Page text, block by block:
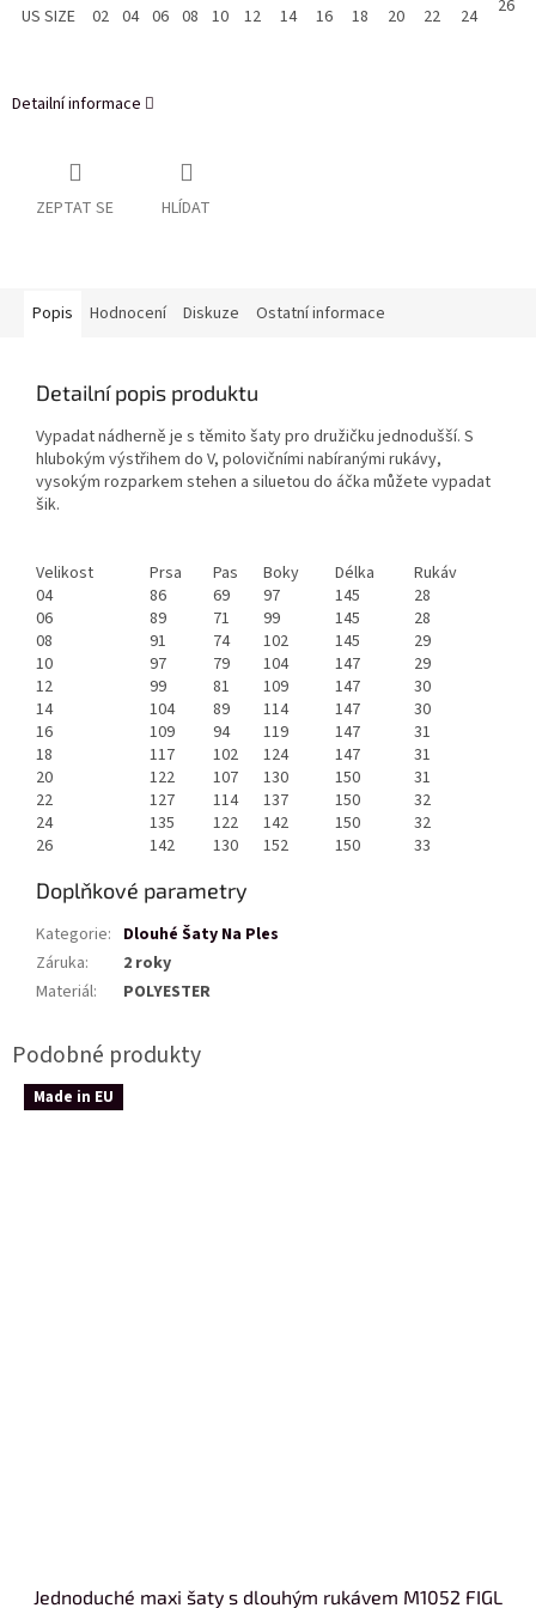
US SIZE 02 04 06 08 10 12 14 16 18 20 22 24 26
Detailní informace
ZEPTAT SE HLÍDAT
Popis Hodnocení Diskuze Ostatní informace
Detailní popis produktu
Vypadat nádherně je s těmito šaty pro družičku jednodušší. S
hlubokým výstřihem do V, polovičními nabíranými rukávy,
vysokým rozparkem stehen a siluetou do áčka můžete vypadat
šik.
Velikost Prsa Pas Boky Délka
Rukáv
04
86 69 97 145
28
06
89 71 99 145
28
08
91 74 102 145
29
10
97 79 104 147
29
12
99 81 109 147
30
14
104 89 114 147
30
16
109 94 119 147
31
18
117 102 124 147
31
20
122 107 130 150
31
22
127 114 137 150
32
24
135 122 142 150
32
26
142 130 152 150 33
Doplňkové parametry
Kategorie: Dlouhé Šaty Na Ples
Záruka:
2 roky
Materiál: POLYESTER
Made in EU
Jednoduché maxi šaty s dlouhým rukávem M1052 FIGL